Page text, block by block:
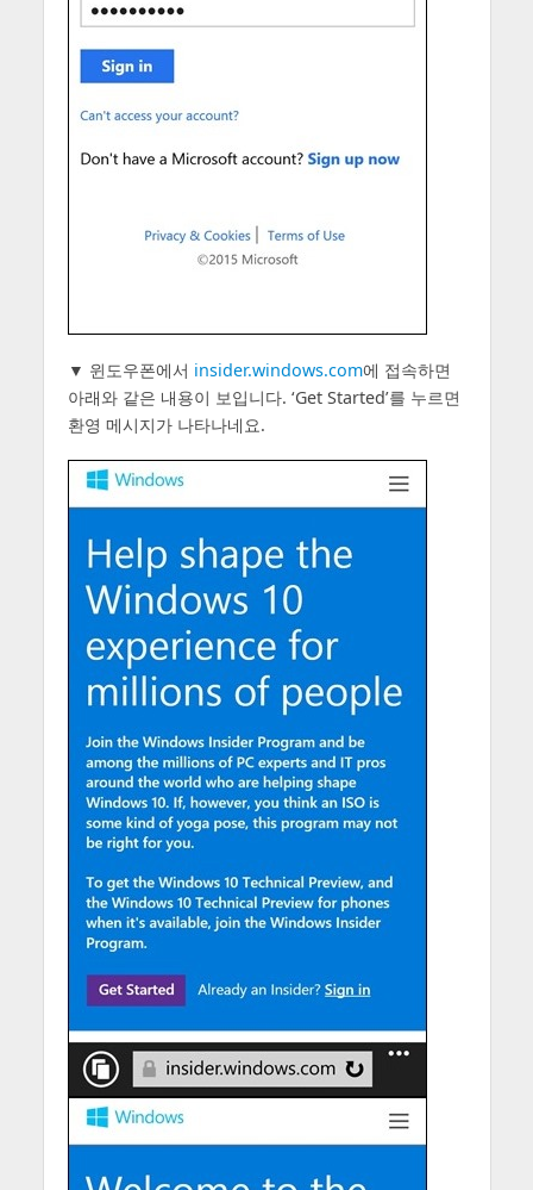
▼ 윈도우폰에서 insider.windows.com에 접속하면
아래와 같은 내용이 보입니다. ‘Get Started’를 누르면
환영 메시지가 나타나네요.